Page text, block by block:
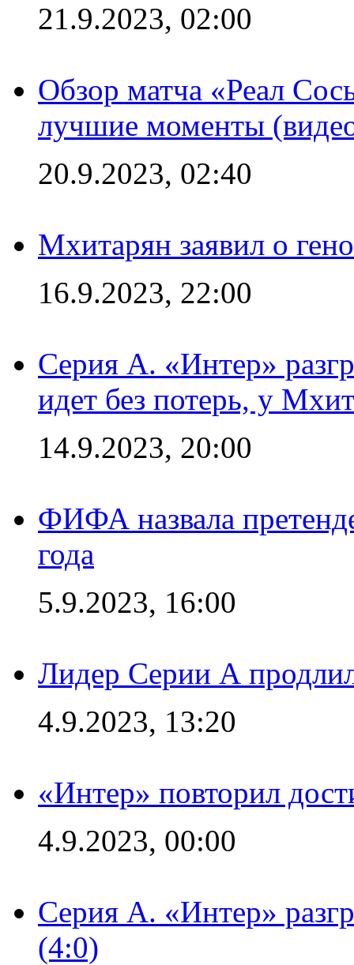
21.9.2023, 02:00
Обзор матча «Реал
лучшие моменты
20.9.2023, 02:40
Мхитарян заявил о
16.9.2023, 22:00
Серия А. «Интер»
идет без потерь, у
14.9.2023, 20:00
ФИФА назвала
года
5.9.2023, 16:00
Лидер Серии А
4.9.2023, 13:20
«Интер» повторил
4.9.2023, 00:00
Серия А. «Интер»
(4:0)